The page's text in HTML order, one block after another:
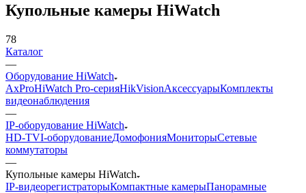
Купольные камеры HiWatch
78
Каталог
—
Оборудование HiWatch
AxProHiWatch Pro-серияHikVisionАксессуарыКомплекты
видеонаблюдения
—
IP-оборудование HiWatch
HD-TVI-оборудованиеДомофонияМониторыСетевые
коммутаторы
—
Купольные камеры HiWatch
IP-видеорегистраторыКомпактные камерыПанорамные